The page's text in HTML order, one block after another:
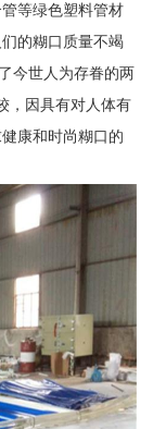
等绿色塑料管材
的糊口质量不竭
今世人为存眷的两
，因具有对人体有
康和时尚糊口的